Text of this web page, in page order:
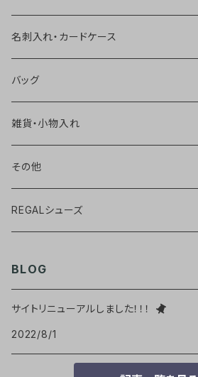
名刺入れ・カードケース
バッグ
雑貨・小物入れ
その他
REGALシューズ
チャッカーブーツ【黒】
BLOG
サイトリニューアルしました！！！
2022/8/1